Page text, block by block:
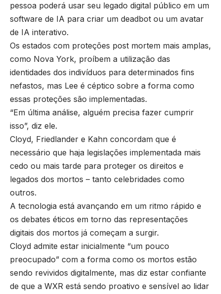
pessoa poderá usar seu legado digital público em um
software de IA para criar um deadbot ou um avatar
de IA interativo.
Os estados com proteções post mortem mais amplas,
como Nova York, proíbem a utilização das
identidades dos indivíduos para determinados fins
nefastos, mas Lee é céptico sobre a forma como
essas proteções são implementadas.
“Em última análise, alguém precisa fazer cumprir
isso”, diz ele.
Cloyd, Friedlander e Kahn concordam que é
necessário que haja legislações implementada mais
cedo ou mais tarde para proteger os direitos e
legados dos mortos – tanto celebridades como
outros.
A tecnologia está avançando em um ritmo rápido e
os debates éticos em torno das representações
digitais dos mortos já começam a surgir.
Cloyd admite estar inicialmente “um pouco
preocupado” com a forma como os mortos estão
sendo revividos digitalmente, mas diz estar confiante
de que a WXR está sendo proativo e sensível ao lidar